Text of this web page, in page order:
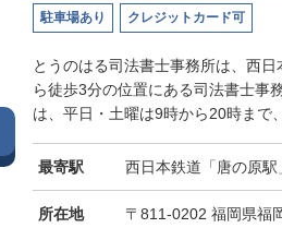
駐車場あり クレジットカード可
とうのはる司法書士事務所は、西
ら徒歩3分の位置にある司法書士事
は、平日・土曜は9時から20時まで
最寄駅 西日本鉄道「唐の原駅
所在地 〒811-0202 福岡県福